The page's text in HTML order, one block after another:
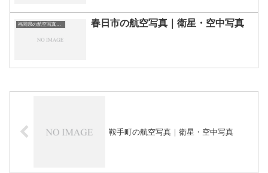
福岡県の航空写真・空中写真 春日市の航空写真｜衛星・空中写真
鞍手町の航空写真｜衛星・空中写真